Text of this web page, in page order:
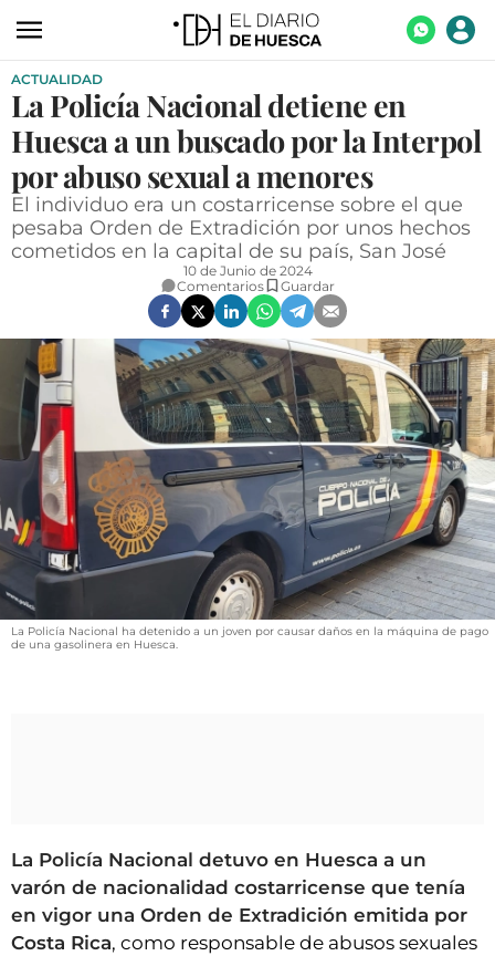
ACTUALIDAD
ECONOMÍA
TECNOLOGÍA
TURISMO
AGROALIMENTACIÓN
SOCIEDAD
OPINIÓN
GALERÍAS
VÍDEOS
CONTACTAR
FIESTAS EN EL ALTO ARAGÓN
FIESTAS DE SAN LORENZO
CLUB DEL AMIGO MILITANTE
INICIAR SESIÓN
ACTUALIDAD
La Policía Nacional detiene en
Huesca a un buscado por la Interpol
por abuso sexual a menores
El individuo era un costarricense sobre el que
pesaba Orden de Extradición por unos hechos
cometidos en la capital de su país, San José
10 de Junio de 2024
Comentarios
Guardar
La Policía Nacional ha detenido a un joven por causar daños en la máquina de pago
de una gasolinera en Huesca.
La Policía Nacional detuvo en Huesca a un
varón de nacionalidad costarricense que tenía
en vigor una Orden de Extradición emitida por
Costa Rica, como responsable de abusos sexuales